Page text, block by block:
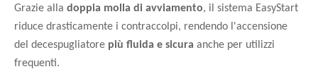
Grazie alla doppia molla di avviamento, il sistema EasyStart
riduce drasticamente i contraccolpi, rendendo l'accensione
del decespugliatore più fluida e sicura anche per utilizzi
frequenti.